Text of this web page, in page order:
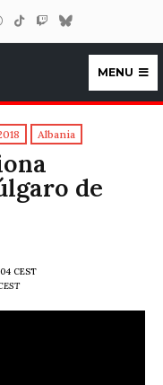
MENU
Albania
de
CEST